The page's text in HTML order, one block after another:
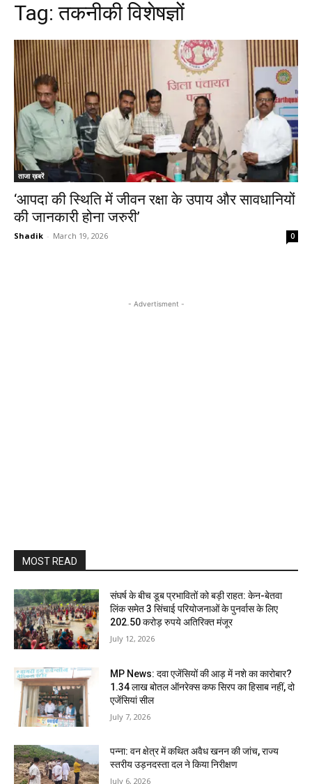
Tag:तकनीकी विशेषज्ञों
ताजा ख़बरें
‘आपदा की स्थिति में जीवन रक्षा के उपाय और सावधानियों
की जानकारी होना जरुरी’
Shadik - March 19, 2026 0
- Advertisment -
MOST READ
संघर्ष के बीच डूब प्रभावितों को बड़ी राहत: केन-बेतवा
लिंक समेत 3 सिंचाई परियोजनाओं के पुनर्वास के लिए
202.50 करोड़ रुपये अतिरिक्त मंजूर
July 12, 2026
MP News: दवा एजेंसियों की आड़ में नशे का कारोबार?
1.34 लाख बोतल ऑनरेक्स कफ सिरप का हिसाब नहीं, दो
एजेंसियां सील
July 7, 2026
पन्ना: वन क्षेत्र में कथित अवैध खनन की जांच, राज्य
स्तरीय उड़नदस्ता दल ने किया निरीक्षण
July 6, 2026